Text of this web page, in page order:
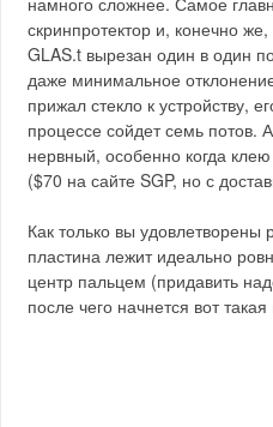
скринпротектор и, конечно
GLAS.t вырезан один в один
даже минимальное
прижал стекло к устройству,
процессе сойдет семь потов.
нервный, особенно когда
($70 на сайте SGP, но с
Как только вы удовлетворены
пластина лежит идеально
центр пальцем (придавить
после чего начнется вот